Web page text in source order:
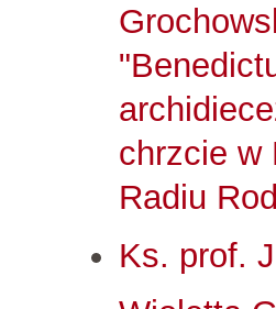
chrzcie w
Radiu
Ks. prof.